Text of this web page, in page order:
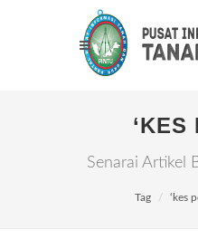
‘KES
Senarai Artikel
Tag ‘kes